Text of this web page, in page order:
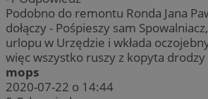
Podobno do remontu Ronda Jana
dołączy - Pośpieszy sam
urlopu w Urzędzie i wkłada
więc wszystko ruszy z kopyta
mops
2020-07-22 o 14:44